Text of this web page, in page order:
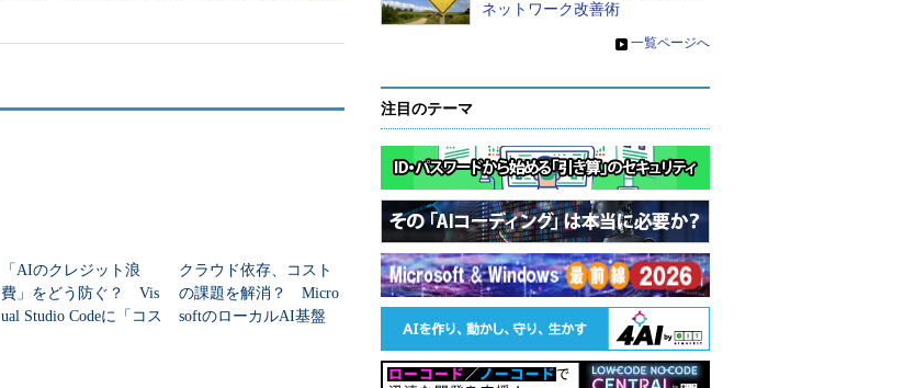
「AIのクレジット浪
費」をどう防ぐ？ Vis
ual Studio Codeに「コス
クラウド依存、コスト
の課題を解消？ Micro
softのローカルAI基盤
ネットワーク改善術
» 一覧ページへ
注目のテーマ